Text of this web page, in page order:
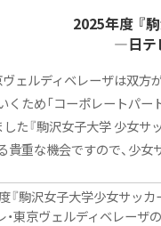
2025年度 『
―日テ
ェルディベレーザは双
ため「コーポレートパー
た『駒沢女子大学 少女
重な機会ですので、少
『駒沢女子大学少女サッカ
東京ヴェルディベレーザ